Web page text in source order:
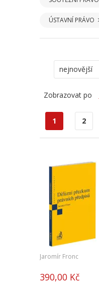
ÚSTAVNÍ PRÁVO
nejnovější
Zobrazovat po
1 2
Jaromír Fronc
390,00 Kč